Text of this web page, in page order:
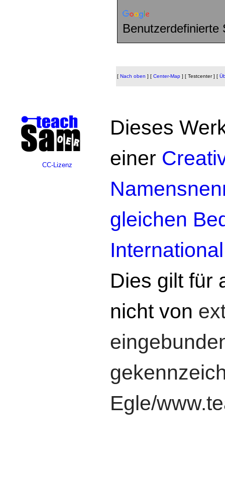
Benutzerdefinierte
[ Nach oben ] [ Center-Map ] [ Testcenter ] [
CC-Lizenz
Dieses
einer
gleichen
Dies gilt für
nicht von
Egle/